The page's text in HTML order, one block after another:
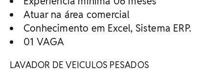
Atuar na área comercial
Conhecimento em Excel, Sistema ERP.
01 VAGA
LAVADOR DE VEICULOS PESADOS